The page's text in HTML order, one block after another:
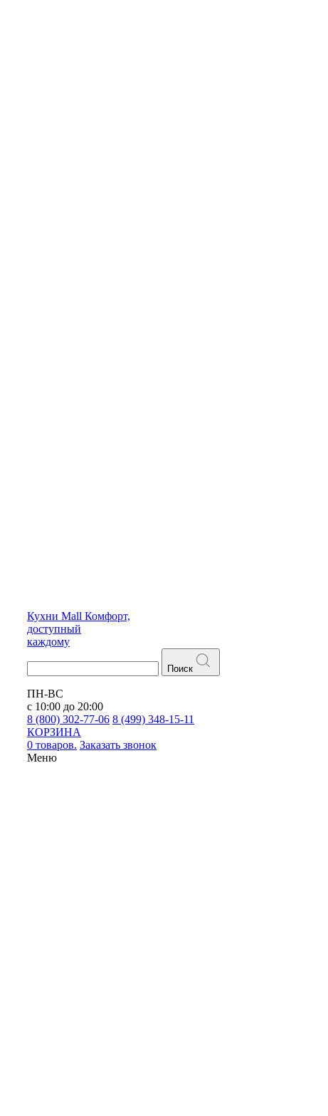
Кухни Mall Комфорт,
доступный
каждому
Поиск
ПН-ВС
с 10:00 до 20:00
8 (800) 302-77-06 8 (499) 348-15-11
КОРЗИНА
0 товаров. Заказать звонок
Меню